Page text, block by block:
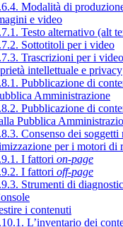
Modalità di
e video
Testo alternativo (alt
Sottotitoli per i video
Trascrizioni per i video
intellettuale e privacy
Pubblicazione di
Amministrazione
Pubblicazione di
Pubblica
Consenso dei soggetti
per i motori di
I fattori on-page
I fattori off-page
Strumenti di
i contenuti
L’inventario dei